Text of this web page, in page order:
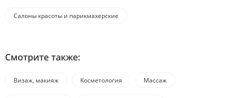
Салоны красоты и парикмахерские
Смотрите также:
Визаж, макияж Косметология Массаж